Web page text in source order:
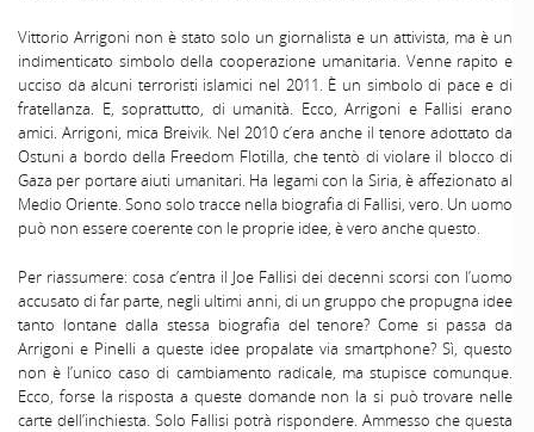
Vittorio Arrigoni non è stato solo un giornalista e un attivista, ma è un
indimenticato simbolo della cooperazione umanitaria. Venne rapito e
ucciso da alcuni terroristi islamici nel 2011. È un simbolo di pace e di
fratellanza. E, soprattutto, di umanità. Ecco, Arrigoni e Fallisi erano
amici. Arrigoni, mica Breivik. Nel 2010 c’era anche il tenore adottato da
Ostuni a bordo della Freedom Flotilla, che tentò di violare il blocco di
Gaza per portare aiuti umanitari. Ha legami con la Siria, è affezionato al
Medio Oriente. Sono solo tracce nella biografia di Fallisi, vero. Un uomo
può non essere coerente con le proprie idee, è vero anche questo.
Per riassumere: cosa c’entra il Joe Fallisi dei decenni scorsi con l’uomo
accusato di far parte, negli ultimi anni, di un gruppo che propugna idee
tanto lontane dalla stessa biografia del tenore? Come si passa da
Arrigoni e Pinelli a queste idee propalate via smartphone? Sì, questo
non è l’unico caso di cambiamento radicale, ma stupisce comunque.
Ecco, forse la risposta a queste domande non la si può trovare nelle
carte dell’inchiesta. Solo Fallisi potrà rispondere. Ammesso che questa